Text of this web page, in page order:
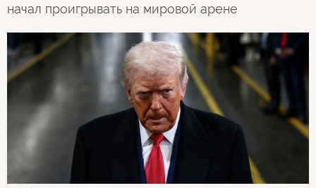
начал проигрывать на мировой арене